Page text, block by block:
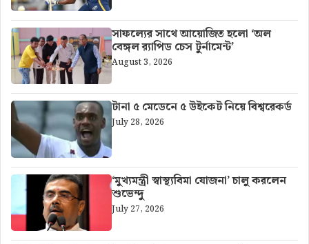
সাফল্যের সাথে আয়োজিত হলো ‘অল
বেঙ্গল র‍্যাপিড চেস টুর্নামেন্ট’
August 3, 2026
টানা ৫ মেডেনে ৫ উইকেট নিয়ে বিশ্বরেকর্ড
July 28, 2026
‘মুখ্যমন্ত্রী স্বাস্থ্যবিমা যোজনা’ চালু করলেন
শুভেন্দু
July 27, 2026